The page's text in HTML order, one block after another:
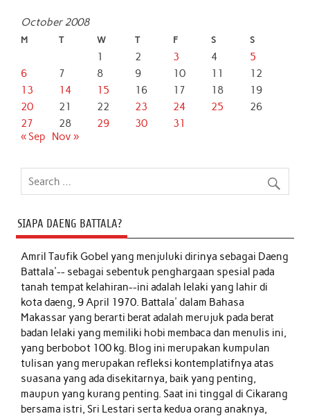
October 2008
M T W T F S S
1 2 3 4
5
6
7 8 9 10 11
12
13
14 15 16 17 18
19
20
21 22 23 24 25
26
27
28 29 30
31
« Sep
Nov »
SIAPA DAENG BATTALA?
Amril Taufik Gobelyang menjuluki dirinya sebagai Daeng
Battala'-- sebagai sebentuk penghargaan spesial pada
tanah tempat kelahiran--ini adalah lelaki yang lahir di
kota daeng, 9 April 1970. Battala' dalam Bahasa
Makassar yang berarti berat adalah merujuk pada berat
badan lelaki yang memiliki hobi membaca dan menulis ini,
yang berbobot 100 kg. Blog ini merupakan kumpulan
tulisan yang merupakan refleksi kontemplatifnya atas
suasana yang ada disekitarnya, baik yang penting,
maupun yang kurang penting. Saat ini tinggal di Cikarang
bersama istri, Sri Lestari serta kedua orang anaknya,